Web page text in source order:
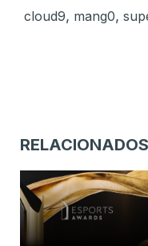
cloud9, mang0,
RELACIONADOS